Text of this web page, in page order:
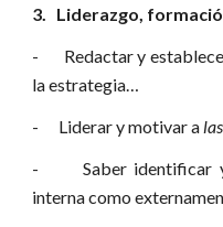
3. Liderazgo,
- Redactar y
la estrategia…
- Liderar y motivar a
- Saber identificar y
interna como